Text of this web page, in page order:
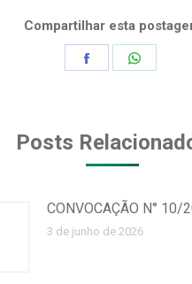
Compartilhar esta
Posts
CONVOCAÇÃO N° 10/
3 de junho de 2026